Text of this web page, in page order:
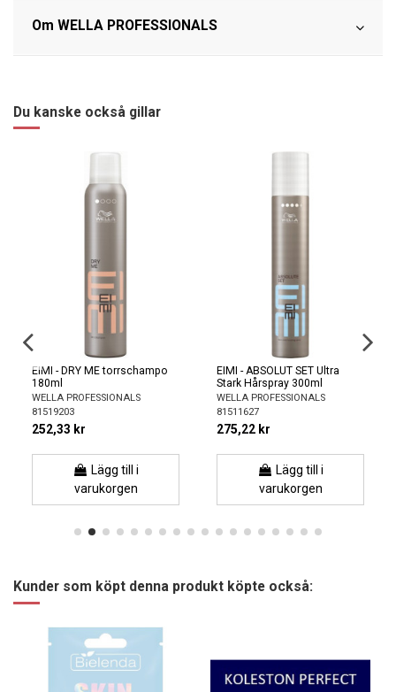
Om WELLA PROFESSIONALS
Du kanske också gillar
EIMI - DRY ME torrschampo
180ml
WELLA PROFESSIONALS
81519203
252,33 kr
Lägg till i
varukorgen
EIMI - ABSOLUT SET Ultra
Stark Hårspray 300ml
WELLA PROFESSIONALS
81511627
275,22 kr
Lägg till i
varukorgen
Kunder som köpt denna produkt köpte också: